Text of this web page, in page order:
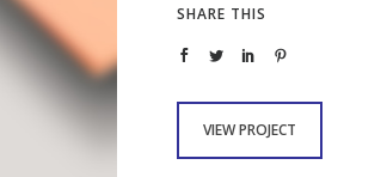
SHARE THIS
VIEW PROJECT